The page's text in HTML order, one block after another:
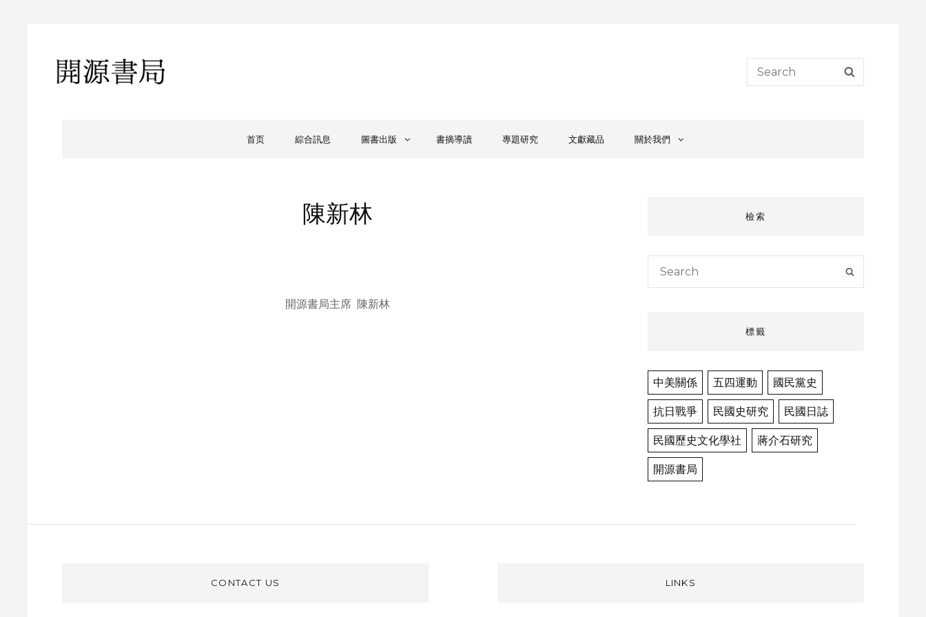
開源書局
開源書局出版有限公司
Search
for:
首页 綜合訊息 圖書出版 書摘導讀 專題研究 文獻藏品 關於我們
陳新林
開源書局主席 陳新林
檢索
Search
標籤
中美關係 五四運動 國民黨史
抗日戰爭 民國史研究 民國日誌
民國歷史文化學社 蔣介石研究
開源書局
CONTACT US LINKS